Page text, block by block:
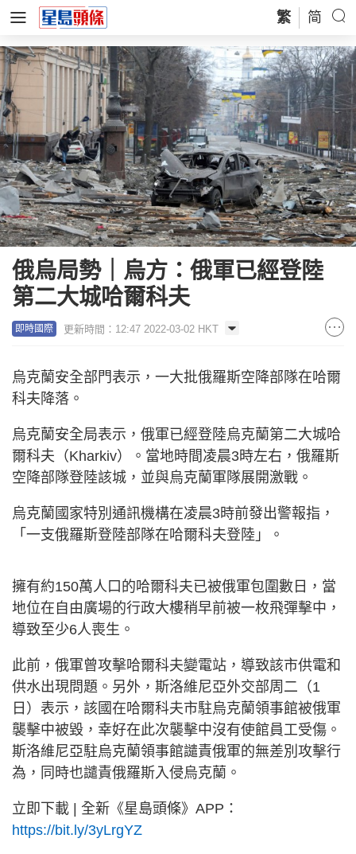
繁 简
俄烏局勢｜烏方：俄軍已經登陸
第二大城哈爾科夫
即時國際 更新時間：12:47 2022-03-02 HKT
烏克蘭安全部門表示，一大批俄羅斯空降部隊在哈爾
科夫降落。
烏克蘭安全局表示，俄軍已經登陸烏克蘭第二大城哈
爾科夫（Kharkiv）。當地時間凌晨3時左右，俄羅斯
空降部隊登陸該城，並與烏克蘭軍隊展開激戰。
烏克蘭國家特別通訊機構在凌晨3時前發出警報指，
「一支俄羅斯登陸部隊在哈爾科夫登陸」。
擁有約150萬人口的哈爾科夫已被俄軍包圍數日，當
地位在自由廣場的行政大樓稍早前被一枚飛彈擊中，
導致至少6人喪生。
此前，俄軍曾攻擊哈爾科夫變電站，導致該市供電和
供水出現問題。另外，斯洛維尼亞外交部周二（1
日）表示，該國在哈爾科夫市駐烏克蘭領事館被俄軍
襲擊中被毀，幸好在此次襲擊中沒有使館員工受傷。
斯洛維尼亞駐烏克蘭領事館譴責俄軍的無差別攻擊行
為，同時也譴責俄羅斯入侵烏克蘭。
立即下載 | 全新《星島頭條》APP：
https://bit.ly/3yLrgYZ